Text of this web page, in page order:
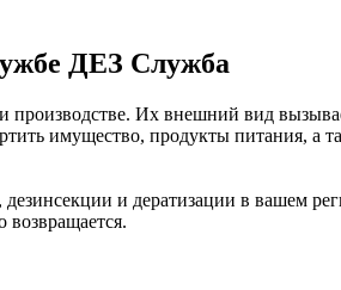
ДЕЗ Служба
производстве. Их внешний вид
имущество, продукты питания, а
и дератизации в вашем